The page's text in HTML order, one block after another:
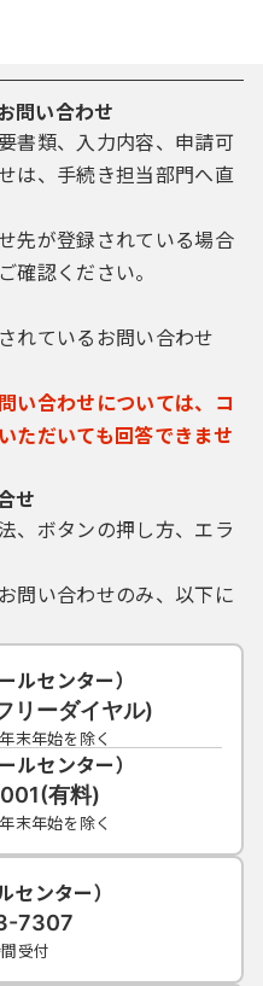
その他の必要な事
てください。
アドレス等に変更
行ってください。
者が登録したメー
します。利用者
るＵＲＬにアクセ
います。
された情報は、構
利用者情報を使用
確認ください。
ード、整理番号及
用）は、他者に知
ださい。
ド等の照会には応
ため、パスワード
さい。
ードは、再発行し
、パスワードを紛
正使用されたこと
に問い合わせ先に
ください。
ワードについて
いものとします
問い合わせ
書類、入力内容、申請可
は、手続き担当部門へ直
先が登録されている場合
確認ください。
れているお問い合わせ
い合わせについては、コ
ただいても回答できませ
せ
、ボタンの押し方、エラ
問い合わせのみ、以下に
ルセンター）
ーダイヤル)
末年始を除く
ルセンター）
有料)
末年始を除く
センター）
7307
受付